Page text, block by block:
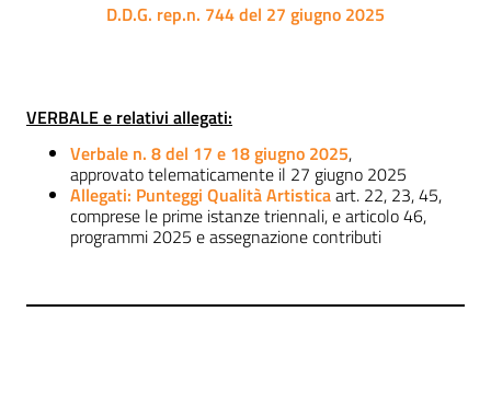
D.D.G. rep.n. 744 del 27 giugno 2025
VERBALE e relativi allegati:
Verbale n. 8 del 17 e 18 giugno 2025,
approvato telematicamente il 27 giugno 2025
Allegati: Punteggi Qualità Artisticaart. 22, 23, 45,
comprese le prime istanze triennali, e articolo 46,
programmi 2025 e assegnazione contributi